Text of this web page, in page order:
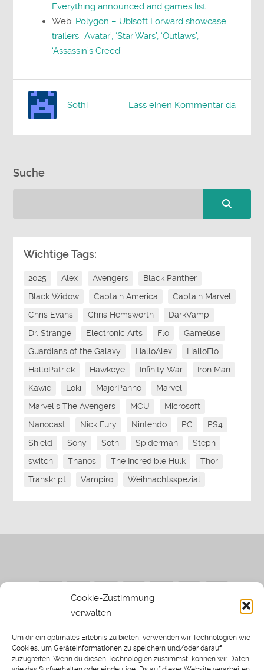
Cookie-Zustimmung
verwalten
Um dir ein optimales Erlebnis zu bieten, verwenden wir Technologien wie
Cookies, um Geräteinformationen zu speichern und/oder darauf
zuzugreifen. Wenn du diesen Technologien zustimmst, können wir Daten
Everything announced and games list
Web: Polygon – Ubisoft Forward showcase
trailers: ‘Avatar’, ‘Star Wars’, ‘Outlaws’,
‘Assassin’s Creed’
Lass einen Kommentar da
Sothi
Suche
Wichtige Tags:
2025 Alex Avengers
Black Panther
Black Widow
Captain America
Captain Marvel
Chris Evans
Chris Hemsworth
DarkVamp
Dr. Strange
Electronic Arts Flo
Gameüse
Guardians of the Galaxy
HalloAlex
HalloFlo
HalloPatrick
Hawkeye Infinity War
Iron Man
Kawie
Loki MajorPanno
Marvel
Marvel's The Avengers
MCU
Microsoft
Nanocast
Nick Fury Nintendo PC
PS4
Shield
Sony Sothi Spiderman
Steph
switch
Thanos The Incredible Hulk
Thor
Transkript
Vampiro Weihnachtsspezial
Spielwiese